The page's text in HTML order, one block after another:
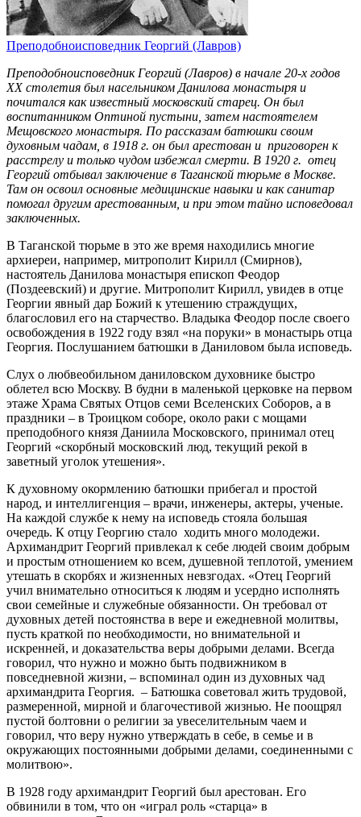
Преподобноисповедник Георгий (Лавров)
Преподобноисповедник Георгий (Лавров) в начале 20-х годов
ХХ столетия был насельником Данилова монастыря и
почитался как известный московский старец. Он был
воспитанником Оптиной пуcтыни, затем настоятелем
Мещовского монастыря. По рассказам батюшки своим
духовным чадам, в 1918 г. он был арестован и приговорен к
расстрелу и только чудом избежал смерти. В 1920 г. отец
Георгий отбывал заключение в Таганской тюрьме в Москве.
Там он освоил основные медицинские навыки и как санитар
помогал другим арестованным, и при этом тайно исповедовал
заключенных.
В Таганской тюрьме в это же время находились многие
архиереи, например, митрополит Кирилл (Смирнов),
настоятель Данилова монастыря епископ Феодор
(Поздеевский) и другие. Митрополит Кирилл, увидев в отце
Георгии явный дар Божий к утешению страждущих,
благословил его на старчество. Владыка Феодор после своего
освобождения в 1922 году взял «на поруки» в монастырь отца
Георгия. Послушанием батюшки в Даниловом была исповедь.
Слух о любвеобильном даниловском духовнике быстро
облетел всю Москву. В будни в маленькой церковке на первом
этаже Храма Святых Отцов семи Вселенских Соборов, а в
праздники – в Троицком соборе, около раки с мощами
преподобного князя Даниила Московского, принимал отец
Георгий «скорбный московский люд, текущий рекой в
заветный уголок утешения».
К духовному окормлению батюшки прибегал и простой
народ, и интеллигенция – врачи, инженеры, актеры, ученые.
На каждой службе к нему на исповедь стояла большая
очередь. К отцу Георгию стало ходить много молодежи.
Архимандрит Георгий привлекал к себе людей своим добрым
и простым отношением ко всем, душевной теплотой, умением
утешать в скорбях и жизненных невзгодах. «Отец Георгий
учил внимательно относиться к людям и усердно исполнять
свои семейные и служебные обязанности. Он требовал от
духовных детей постоянства в вере и ежедневной молитвы,
пусть краткой по необходимости, но внимательной и
искренней, и доказательства веры добрыми делами. Всегда
говорил, что нужно и можно быть подвижником в
повседневной жизни, – вспоминал один из духовных чад
архимандрита Георгия. – Батюшка советовал жить трудовой,
размеренной, мирной и благочестивой жизнью. Не поощрял
пустой болтовни о религии за увеселительным чаем и
говорил, что веру нужно утверждать в себе, в семье и в
окружающих постоянными добрыми делами, соединенными с
молитвою».
В 1928 году архимандрит Георгий был арестован. Его
обвинили в том, что он «играл роль «старца» в